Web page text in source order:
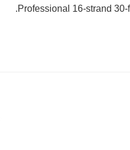
Professional 16-strand